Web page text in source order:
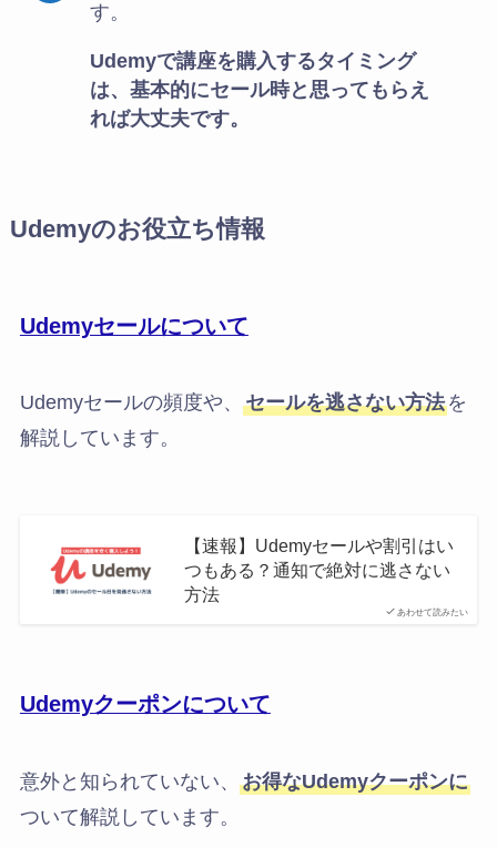
す。
Udemyで講座を購入するタイミング
は、基本的にセール時と思ってもらえ
れば大丈夫です。
Udemyのお役立ち情報
Udemyセールについて
Udemyセールの頻度や、 セールを逃さない方法を
解説しています。
あわせて読みたい
【速報】Udemyセールや割引はい
つもある？通知で絶対に逃さない
方法
Udemyクーポンについて
意外と知られていない、 お得なUdemyクーポンに
ついて解説しています。